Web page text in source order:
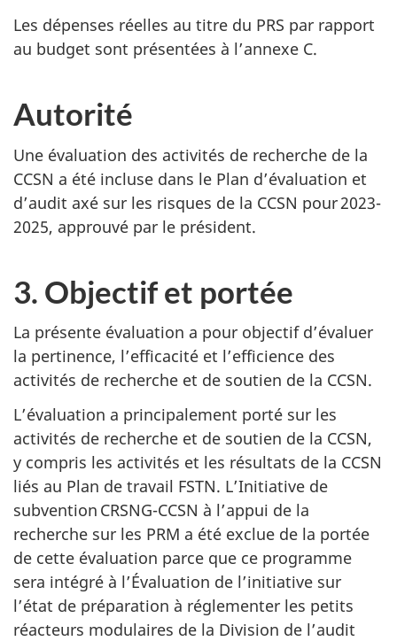
Les dépenses réelles au titre du PRS par rapport
au budget sont présentées à l’annexe C.
Autorité
Une évaluation des activités de recherche de la
CCSN a été incluse dans le Plan d’évaluation et
d’audit axé sur les risques de la CCSN pour 2023-
2025, approuvé par le président.
3. Objectif et portée
La présente évaluation a pour objectif d’évaluer
la pertinence, l’efficacité et l’efficience des
activités de recherche et de soutien de la CCSN.
L’évaluation a principalement porté sur les
activités de recherche et de soutien de la CCSN,
y compris les activités et les résultats de la CCSN
liés au Plan de travail FSTN. L’Initiative de
subvention CRSNG-CCSN à l’appui de la
recherche sur les PRM a été exclue de la portée
de cette évaluation parce que ce programme
sera intégré à l’Évaluation de l’initiative sur
l’état de préparation à réglementer les petits
réacteurs modulaires de la Division de l’audit